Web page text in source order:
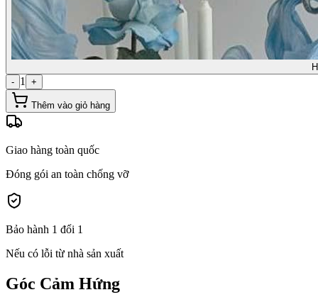
- 1 +
Thêm vào giỏ hàng
Giao hàng toàn quốc
Đóng gói an toàn chống vỡ
Bảo hành 1 đổi 1
Nếu có lỗi từ nhà sản xuất
Góc Cảm Hứng